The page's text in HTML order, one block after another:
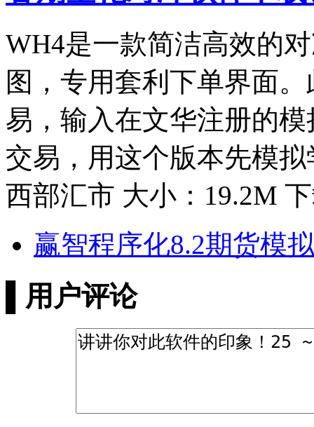
WH4是一款简洁高效的
图，专用套利下单界面
易，输入在文华注册的
交易，用这个版本先模
西部汇市 大小：19.2M
赢智程序化8.2期货模
用户评论